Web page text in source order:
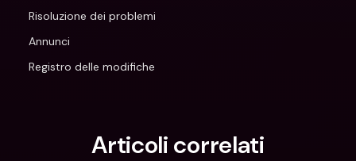
Risoluzione dei problemi
Annunci
Registro delle modifiche
Articoli correlati